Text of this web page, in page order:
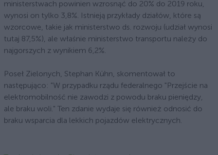
ministerstwach powinien wzrosnąć do 20% do 2019 roku,
wynosi on tylko 3,8%. Istnieją przykłady działów, które są
wzorcowe, takie jak ministerstwo ds. rozwoju (udział wynosi
tutaj 87,5%), ale właśnie ministerstwo transportu należy do
najgorszych z wynikiem 6,2%.
Poseł Zielonych, Stephan Kühn, skomentował to
następująco: "W przypadku rządu federalnego "Przejście na
elektromobilność nie zawodzi z powodu braku pieniędzy,
ale braku woli." Ten zdanie wydaje się również odnosić do
braku wsparcia dla lekkich pojazdów elektrycznych.